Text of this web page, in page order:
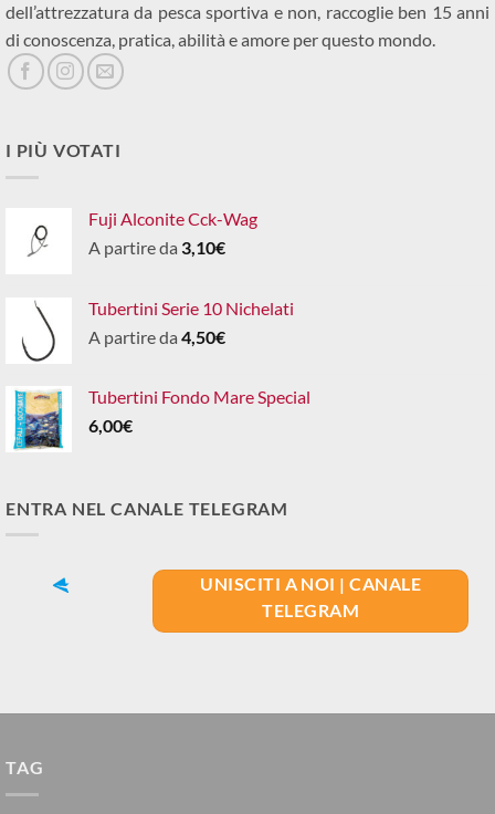
dell’attrezzatura da pesca sportiva e non, raccoglie ben 15 anni
di conoscenza, pratica, abilità e amore per questo mondo.
I PIÙ VOTATI
Fuji Alconite Cck-Wag
A partire da 3,10€
Tubertini Serie 10 Nichelati
A partire da 4,50€
Tubertini Fondo Mare Special
6,00€
ENTRA NEL CANALE TELEGRAM
UNISCITI A NOI | CANALE
TELEGRAM
TAG